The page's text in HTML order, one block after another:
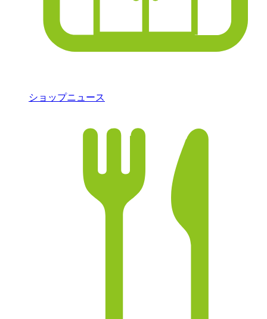
ショップニュース